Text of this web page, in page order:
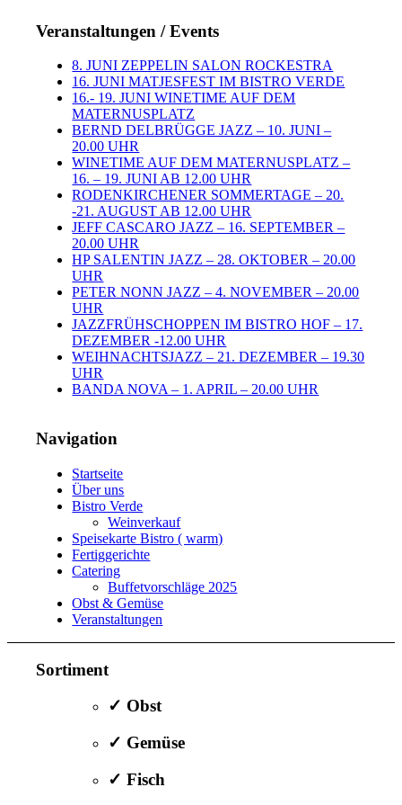
Veranstaltungen / Events
8. JUNI ZEPPELIN SALON ROCKESTRA
16. JUNI MATJESFEST IM BISTRO VERDE
16.- 19. JUNI WINETIME AUF DEM
MATERNUSPLATZ
BERND DELBRÜGGE JAZZ – 10. JUNI –
20.00 UHR
WINETIME AUF DEM MATERNUSPLATZ –
16. – 19. JUNI AB 12.00 UHR
RODENKIRCHENER SOMMERTAGE – 20.
-21. AUGUST AB 12.00 UHR
JEFF CASCARO JAZZ – 16. SEPTEMBER –
20.00 UHR
HP SALENTIN JAZZ – 28. OKTOBER – 20.00
UHR
PETER NONN JAZZ – 4. NOVEMBER – 20.00
UHR
JAZZFRÜHSCHOPPEN IM BISTRO HOF – 17.
DEZEMBER -12.00 UHR
WEIHNACHTSJAZZ – 21. DEZEMBER – 19.30
UHR
BANDA NOVA – 1. APRIL – 20.00 UHR
Navigation
Startseite
Über uns
Bistro Verde
Weinverkauf
Speisekarte Bistro ( warm)
Fertiggerichte
Catering
Buffetvorschläge 2025
Obst & Gemüse
Veranstaltungen
Sortiment
✓ Obst
✓ Gemüse
✓ Fisch